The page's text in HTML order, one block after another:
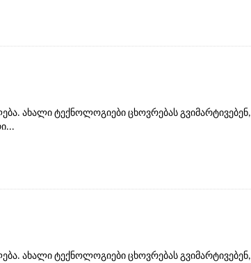
ახალი ტექნოლოგიები ცხოვრებას გვიმარტივებენ,
ახალი ტექნოლოგიები ცხოვრებას გვიმარტივებენ,